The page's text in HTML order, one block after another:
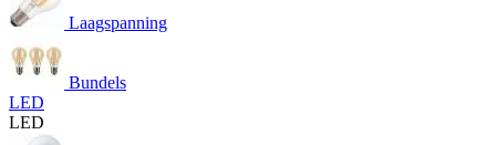
Laagspanning
Bundels
LED
LED